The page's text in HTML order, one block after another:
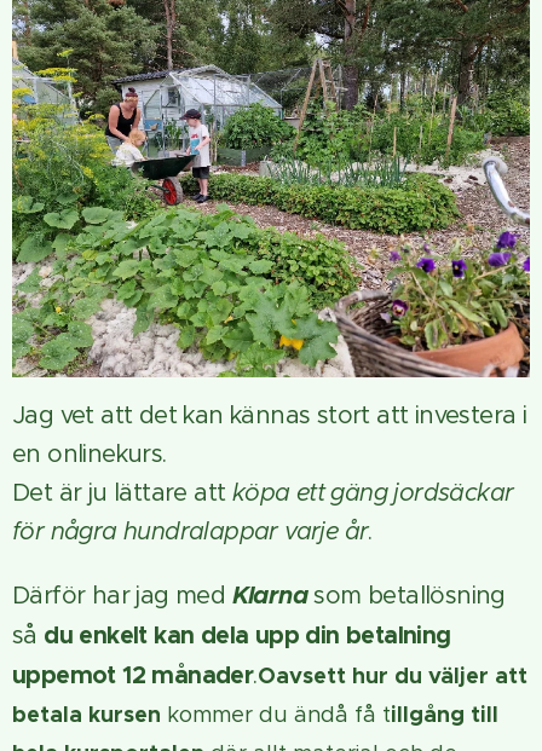
Jag vet att det kan kännas stort att investera i
en onlinekurs.
Det är ju lättare att köpa ett gäng jordsäckar
för några hundralappar varje år.
Därför har jag med Klarnasom betallösning
så du enkelt kan dela upp din betalning
uppemot 12 månader.Oavsett hur du väljer att
betala kursen kommer du ändå få tillgång till